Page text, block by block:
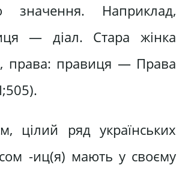
значення. Наприклад,
— діал. Стара жінка
права: правиця — Права
цілий ряд українських
-иц(я) мають у своєму